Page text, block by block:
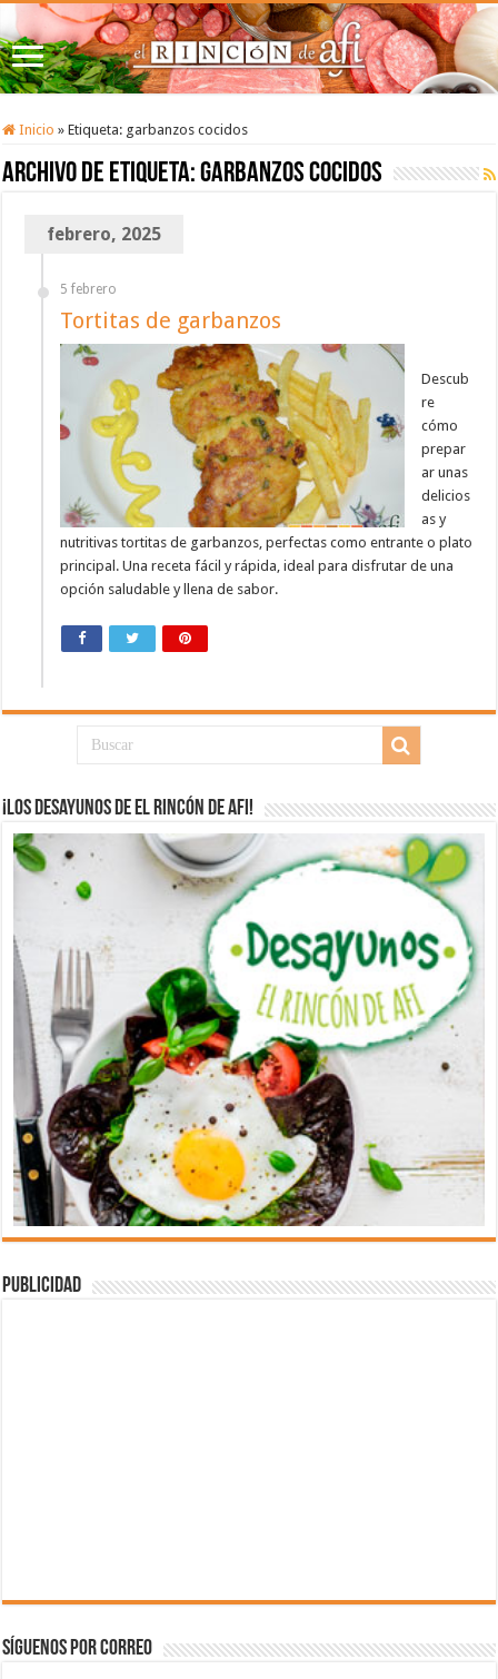
Inicio » Etiqueta: garbanzos cocidos
Archivo de etiqueta:garbanzos cocidos
febrero, 2025
5 febrero
Tortitas de garbanzos
Descub
re
cómo
prepar
ar unas
delicios
as y
nutritivas tortitas de garbanzos, perfectas como entrante o plato
principal. Una receta fácil y rápida, ideal para disfrutar de una
opción saludable y llena de sabor.
¡Los desayunos de El Rincón de Afi!
Publicidad
Síguenos por correo